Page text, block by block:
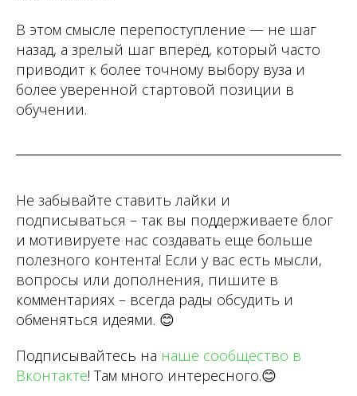
В этом смысле перепоступление — не шаг
назад, а зрелый шаг вперёд, который часто
приводит к более точному выбору вуза и
более уверенной стартовой позиции в
обучении.
Не забывайте ставить лайки и
подписываться – так вы поддерживаете блог
и мотивируете нас создавать еще больше
полезного контента! Если у вас есть мысли,
вопросы или дополнения, пишите в
комментариях – всегда рады обсудить и
обменяться идеями. 😊
Подписывайтесь на наше сообщество в
Вконтакте! Там много интересного.😊